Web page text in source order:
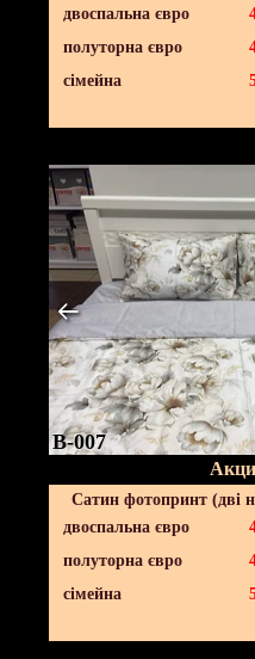
двоспальна євро
полуторна євро
сімейна
B-007
Сатин фотопринт (дві
двоспальна євро
полуторна євро
сімейна